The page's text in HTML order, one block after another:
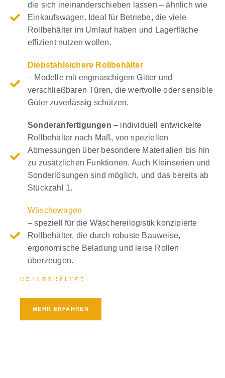
die sich ineinanderschieben lassen – ähnlich wie
Einkaufswagen. Ideal für Betriebe, die viele
Rollbehälter im Umlauf haben und Lagerfläche
effizient nutzen wollen.
Diebstahlsichere Rollbehälter
– Modelle mit engmaschigem Gitter und
verschließbaren Türen, die wertvolle oder sensible
Güter zuverlässig schützen.
Sonderanfertigungen – individuell entwickelte
Rollbehälter nach Maß, von speziellen
Abmessungen über besondere Materialien bis hin
zu zusätzlichen Funktionen. Auch Kleinserien und
Sonderlösungen sind möglich, und das bereits ab
Stückzahl 1.
Wäschewagen
– speziell für die Wäschereilogistik konzipierte
Rollbehälter, die durch robuste Bauweise,
ergonomische Beladung und leise Rollen
überzeugen.
ROLLBEHÄLTER
ENTDECKEN SIE
MEHR ERFAHREN